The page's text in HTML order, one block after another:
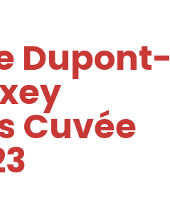
Dupont-
Cuvée